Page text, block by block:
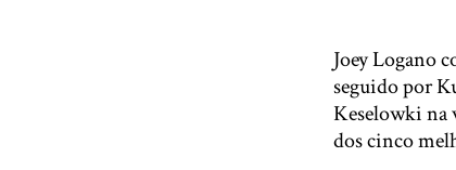
Joey Logano
seguido por
Keselowki na
dos cinco